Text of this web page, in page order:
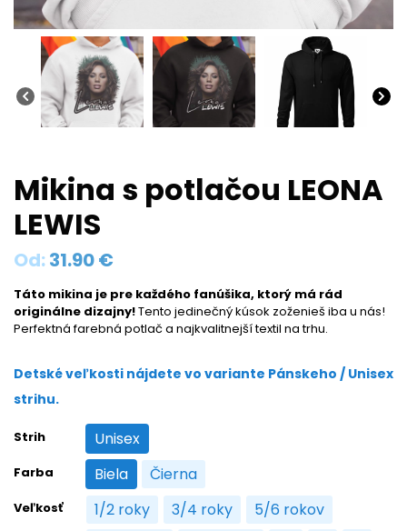
Mikina s potlačou LEONA
LEWIS
Od:31.90€
Táto mikina je pre každého fanúšika, ktorý má rád
originálne dizajny!Tento jedinečný kúsok zoženieš iba u nás!
Perfektná farebná potlač a najkvalitnejší textil na trhu.
Detské veľkosti nájdete vo variante Pánskeho / Unisex
strihu.
Strih Unisex
Unisex
Farba Biela
Biela Čierna
Čierna
Veľkosť 1/2 roky
1/2 roky 3/4 roky
3/4 roky 5/6 rokov
5/6 rokov